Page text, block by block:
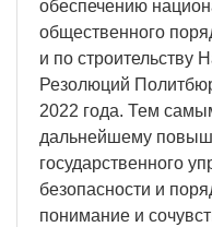
обеспечению
общественного
и по строительству
Резолюций
2022 года. Тем
дальнейшему
государственного
безопасности и
понимание и